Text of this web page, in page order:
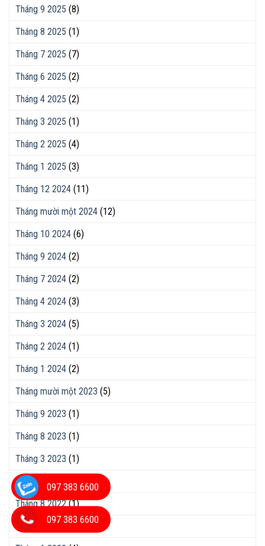
Tháng 9 2025 (8)
Tháng 8 2025 (1)
Tháng 7 2025 (7)
Tháng 6 2025 (2)
Tháng 4 2025 (2)
Tháng 3 2025 (1)
Tháng 2 2025 (4)
Tháng 1 2025 (3)
Tháng 12 2024 (11)
Tháng mười một 2024 (12)
Tháng 10 2024 (6)
Tháng 9 2024 (2)
Tháng 7 2024 (2)
Tháng 4 2024 (3)
Tháng 3 2024 (5)
Tháng 2 2024 (1)
Tháng 1 2024 (2)
Tháng mười một 2023 (5)
Tháng 9 2023 (1)
Tháng 8 2023 (1)
Tháng 3 2023 (1)
Tháng 10 2022(1)
Tháng 8 2022(1)
Tháng 7 2022(2)
097 383 6600
097 383 6600